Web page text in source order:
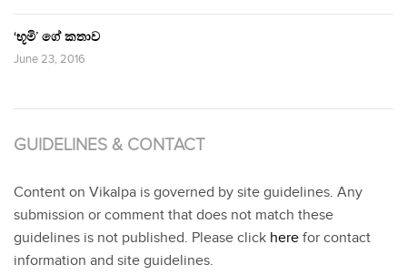
‘භූමි’ ගේ කතාව
June 23, 2016
GUIDELINES & CONTACT
Content on Vikalpa is governed by site guidelines. Any
submission or comment that does not match these
guidelines is not published. Please click here for contact
information and site guidelines.